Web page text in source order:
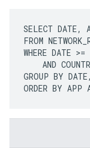
SELECT DATE,
FROM
WHERE DATE
AND
GROUP BY